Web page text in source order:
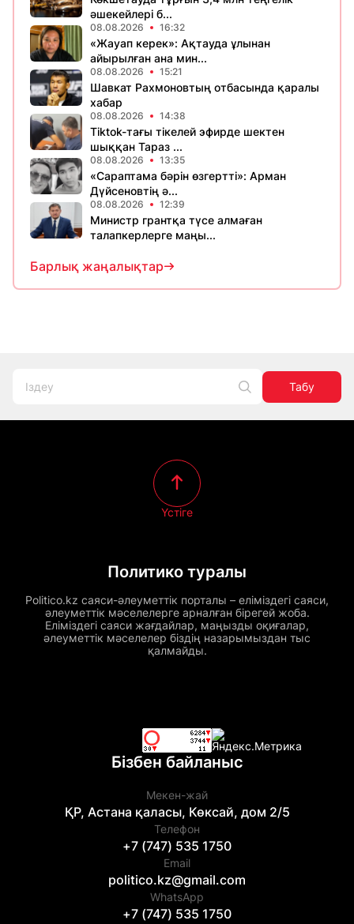
әшекейлері б...
08.08.2026 16:32
«Жауап керек»: Ақтауда ұлынан
айырылған ана мин...
08.08.2026 15:21
Шавкат Рахмоновтың отбасында қаралы
хабар
08.08.2026 14:38
Tiktok-тағы тікелей эфирде шектен
шыққан Тараз ...
08.08.2026 13:35
«Сараптама бәрін өзгертті»: Арман
Дүйсеновтің ә...
08.08.2026 12:39
Министр грантқа түсе алмаған
талапкерлерге маңы...
Барлық жаңалықтар
Табу
Политико туралы
Politico.kz саяси-әлеуметтік порталы – еліміздегі саяси,
әлеуметтік мәселелерге арналған бірегей жоба.
Еліміздегі саяси жағдайлар, маңызды оқиғалар,
әлеуметтік мәселелер біздің назарымыздан тыс
қалмайды.
Үстіге
Бізбен байланыс
Мекен-жай
ҚР, Астана қаласы, Көксай, дом 2/5
Телефон
+7 (747) 535 1750
Email
politico.kz@gmail.com
WhatsApp
+7 (747) 535 1750